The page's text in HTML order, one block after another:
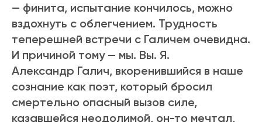
— финита, испытание кончилось, можно
вздохнуть с облегчением. Трудность
теперешней встречи с Галичем очевидна.
И причиной тому — мы. Вы. Я.
Александр Галич, вкоренившийся в наше
сознание как поэт, который бросил
смертельно опасный вызов силе,
казавшейся неодолимой, он-то мечтал,